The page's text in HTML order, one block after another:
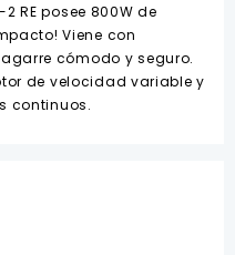
RE posee 800W de
Viene con
cómodo y seguro.
de velocidad variable y
continuos.